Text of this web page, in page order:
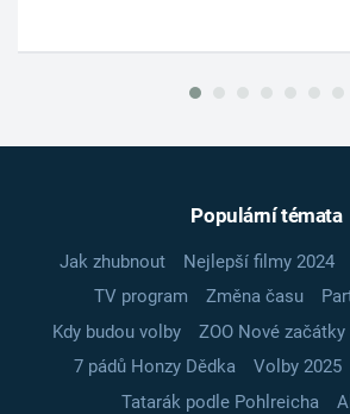
Populární témata
Jak zhubnout Nejlepší filmy 2024
TV program
Změna času
Kdy budou volby
ZOO Nové začátky
7 pádů Honzy Dědka
Volby 2025
Tatarák podle Pohlreicha